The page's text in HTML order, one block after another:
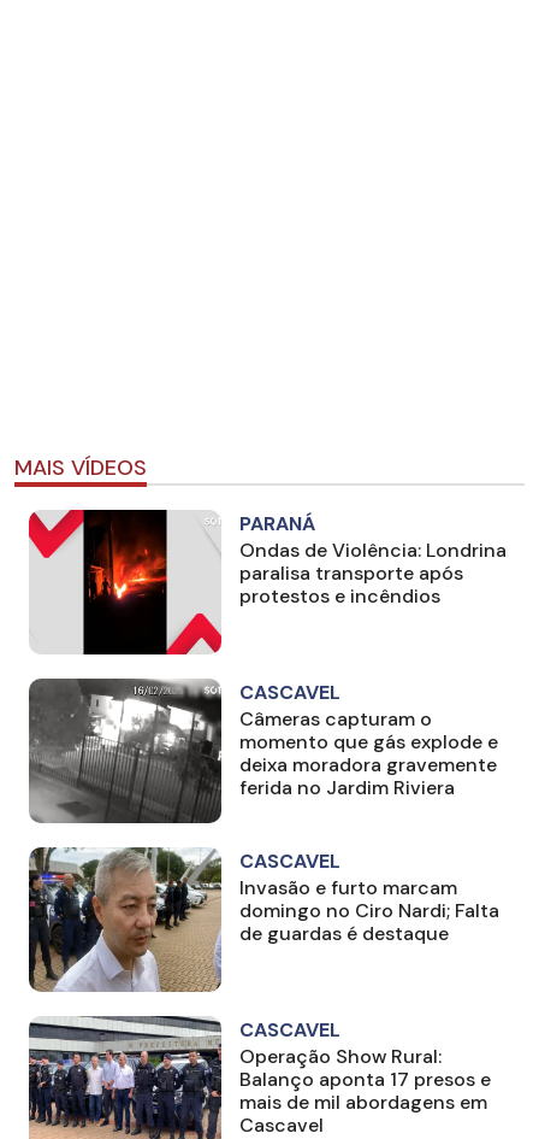
MAIS VÍDEOS
PARANÁ
Ondas de Violência: Londrina
paralisa transporte após
protestos e incêndios
CASCAVEL
Câmeras capturam o
momento que gás explode e
deixa moradora gravemente
ferida no Jardim Riviera
CASCAVEL
Invasão e furto marcam
domingo no Ciro Nardi; Falta
de guardas é destaque
CASCAVEL
Operação Show Rural:
Balanço aponta 17 presos e
mais de mil abordagens em
Cascavel